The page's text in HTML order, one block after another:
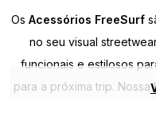
Os Acessórios FreeSurf
no seu visual
funcionais e estilosos
para a próxima trip.